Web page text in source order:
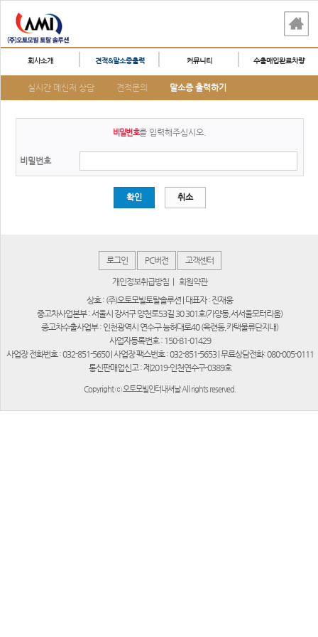
회사소개 견적&말소증출력 커뮤니티 수출매입완료차량
실시간 메신저 상담 견적문의 말소증 출력하기
비밀번호를 입력해주십시오.
비밀번호
확인 취소
로그인 PC버전 고객센터
개인정보취급방침 | 회원약관
상호 : (주)오토모빌토탈솔루션 | 대표자 : 진재웅
중고차사업본부 : 서울시 강서구 양천로53길 30 301호(가양동,서서울모터리움)
중고차수출사업부 : 인천광역시 연수구 능허대로40 (옥련동,카택물류단지내)
사업자등록번호 : 150-81-01429
사업장 전화번호 : 032-851-5650 | 사업장 팩스번호 : 032-851-5653 | 무료상담전화: 080-005-0111
통신판매업신고 : 제2019-인천연수구-0389호
Copyright ⓒ 오토모빌인터내셔날 All rights reserved.